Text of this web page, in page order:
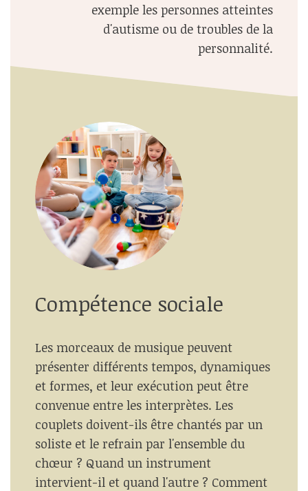
exemple les personnes atteintes
d'autisme ou de troubles de la
personnalité.
Compétence sociale
Les morceaux de musique peuvent
présenter différents tempos, dynamiques
et formes, et leur exécution peut être
convenue entre les interprètes. Les
couplets doivent-ils être chantés par un
soliste et le refrain par l'ensemble du
chœur ? Quand un instrument
intervient-il et quand l'autre ? Comment